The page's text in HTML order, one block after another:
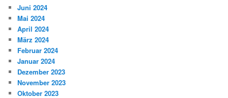
Juni 2024
Mai 2024
April 2024
März 2024
Februar 2024
Januar 2024
Dezember 2023
November 2023
Oktober 2023